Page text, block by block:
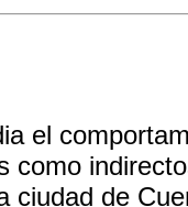
el
como
ciudad de